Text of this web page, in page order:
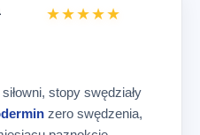
★★★★★
stopy swędziały
zero swędzenia,